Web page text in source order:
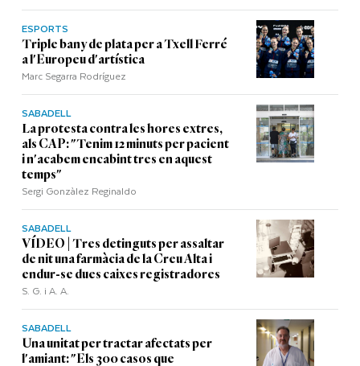
ESPORTS
Triple bany de plata per a Txell Ferré
a l'Europeu d'artística
Marc Segarra Rodríguez
SABADELL
La protesta contra les hores extres,
als CAP: "Tenim 12 minuts per pacient
i n'acabem encabint tres en aquest
temps"
Sergi Gonzàlez Reginaldo
SABADELL
VÍDEO | Tres detinguts per assaltar
de nit una farmàcia de la Creu Alta i
endur-se dues caixes registradores
S. G. i A. A.
SABADELL
Una unitat per tractar afectats per
l'amiant: "Els 300 casos que